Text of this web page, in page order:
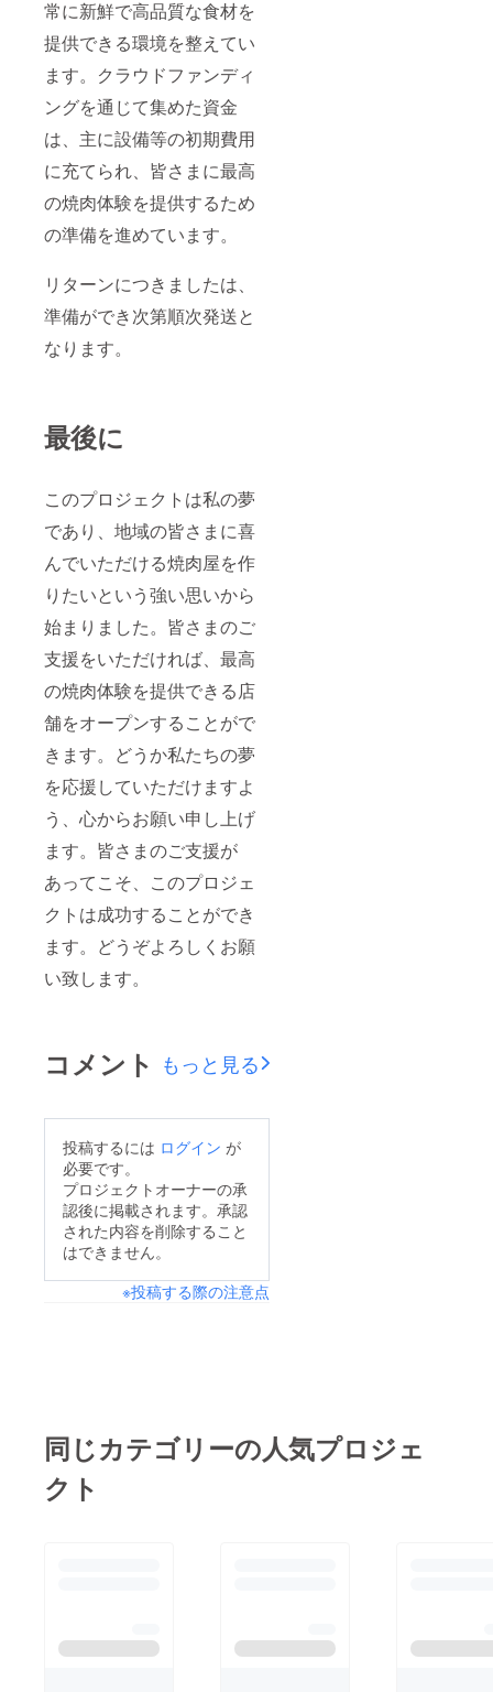
常に新鮮で高品質な食材を
提供できる環境を整えてい
ます。クラウドファンディ
ングを通じて集めた資金
は、主に設備等の初期費用
に充てられ、皆さまに最高
の焼肉体験を提供するため
の準備を進めています。
リターンにつきましたは、
準備ができ次第順次発送と
なります。
最後に
このプロジェクトは私の夢
であり、地域の皆さまに喜
んでいただける焼肉屋を作
りたいという強い思いから
始まりました。皆さまのご
支援をいただければ、最高
の焼肉体験を提供できる店
舗をオープンすることがで
きます。どうか私たちの夢
を応援していただけますよ
う、心からお願い申し上げ
ます。皆さまのご支援が
あってこそ、このプロジェ
クトは成功することができ
ます。どうぞよろしくお願
い致します。
コメント もっと見る
投稿するには ログイン が
必要です。
プロジェクトオーナーの承
認後に掲載されます。承認
された内容を削除すること
はできません。
※投稿する際の注意点
同じカテゴリーの人気プロジェ
クト